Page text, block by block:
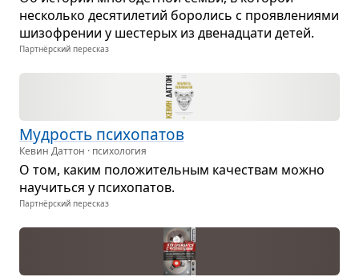
несколько деся­ти­ле­тий боро­лись с про­яв­ле­ни­ями
шизо­фре­нии у шесте­рых из две­на­дцати детей.
Партнёрский пересказ
Муд­рость пси­хо­па­тов
Кевин Даттон · психология
О том, каким поло­жи­тель­ным каче­ствам можно
научиться у пси­хо­па­тов.
Партнёрский пересказ